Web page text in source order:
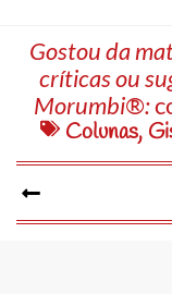
Gostou da
críticas ou
Morumbi®:
Colunas,